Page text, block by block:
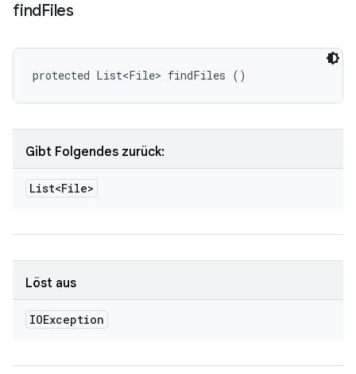
findFiles
protected List<File> findFiles ()
Gibt Folgendes zurück:
List<File>
Löst aus
IOException